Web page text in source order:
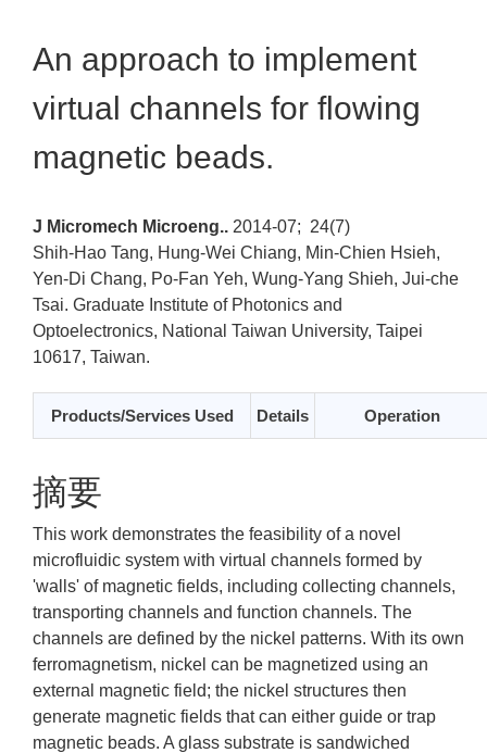
An approach to implement
virtual channels for flowing
magnetic beads.
J Micromech Microeng.. 2014-07; 24(7)
Shih-Hao Tang, Hung-Wei Chiang, Min-Chien Hsieh,
Yen-Di Chang, Po-Fan Yeh, Wung-Yang Shieh, Jui-che
Tsai. Graduate Institute of Photonics and
Optoelectronics, National Taiwan University, Taipei
10617, Taiwan.
Products/Services Used Details Operation
摘要
This work demonstrates the feasibility of a novel
microfluidic system with virtual channels formed by
'walls' of magnetic fields, including collecting channels,
transporting channels and function channels. The
channels are defined by the nickel patterns. With its own
ferromagnetism, nickel can be magnetized using an
external magnetic field; the nickel structures then
generate magnetic fields that can either guide or trap
magnetic beads. A glass substrate is sandwiched